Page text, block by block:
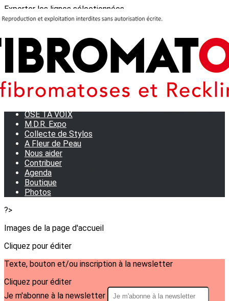
Exporter les lignes sélectionnées
Exporter toutes les colonnes
Journées Partage 2026 - La Rochelle
Les manifestations
OSE TA VOIX
M.D.R. Expo
Collecte de Stylos
A Fleur de Peau
Nous aider
Contribuer
Agenda
Boutique
Photos
?>
Images de la page d'accueil
Cliquez pour éditer
Texte, bouton et/ou inscription à la newsletter
Cliquez pour éditer
Je m'abonne à la newsletter